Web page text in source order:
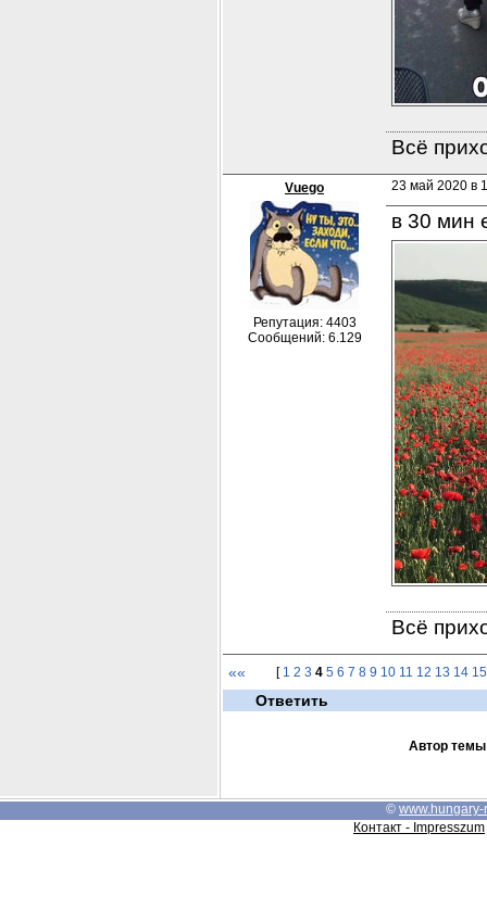
Всё
Vuego
Репутация: 4403
Сообщений: 6.129
23 май 2020 в
в 30 мин
Всё
«« [ 1 2 3 4 5 6 7 8 9 10 11 12 13 14 15
Ответить
Автор темы
© www.hungary-
Контакт - Impresszum